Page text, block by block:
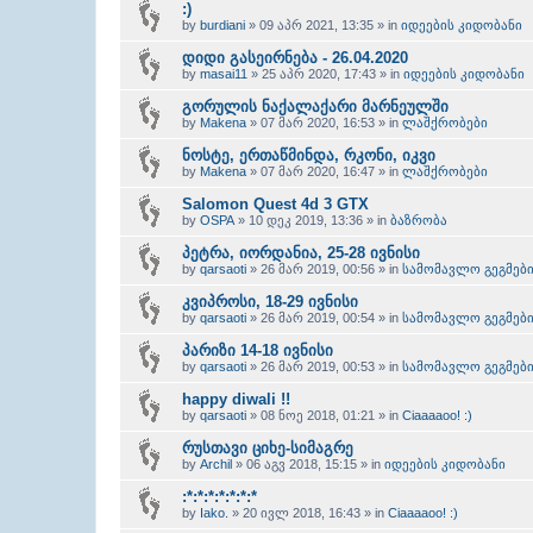
:)
by burdiani » 09 აპრ 2021, 13:35 » in იდეების კიდობანი
დიდი გასეირნება - 26.04.2020
by masai11 » 25 აპრ 2020, 17:43 » in იდეების კიდობანი
გორულის ნაქალაქარი მარნეულში
by Makena » 07 მარ 2020, 16:53 » in ლაშქრობები
ნოსტე, ერთაწმინდა, რკონი, იკვი
by Makena » 07 მარ 2020, 16:47 » in ლაშქრობები
Salomon Quest 4d 3 GTX
by OSPA » 10 დეკ 2019, 13:36 » in ბაზრობა
პეტრა, იორდანია, 25-28 ივნისი
by qarsaoti » 26 მარ 2019, 00:56 » in სამომავლო გეგმები
კვიპროსი, 18-29 ივნისი
by qarsaoti » 26 მარ 2019, 00:54 » in სამომავლო გეგმები
პარიზი 14-18 ივნისი
by qarsaoti » 26 მარ 2019, 00:53 » in სამომავლო გეგმები
happy diwali !!
by qarsaoti » 08 ნოე 2018, 01:21 » in Ciaaaaoo! :)
რუსთავი ციხე-სიმაგრე
by Archil » 06 აგვ 2018, 15:15 » in იდეების კიდობანი
:*:*:*:*:*:*:*
by Iako. » 20 ივლ 2018, 16:43 » in Ciaaaaoo! :)